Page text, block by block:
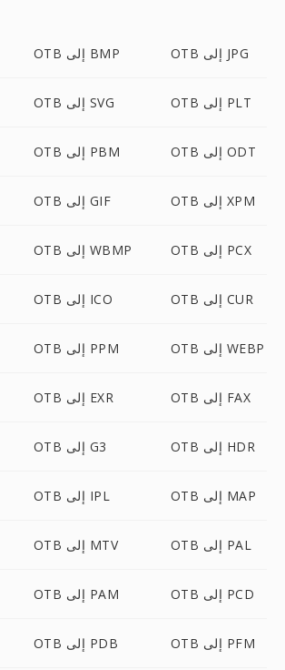
OTB إلى BMP OTB إلى JPG
OTB إلى SVG OTB إلى PLT
OTB إلى PBM OTB إلى ODT
OTB إلى GIF OTB إلى XPM
OTB إلى WBMP OTB إلى PCX
OTB إلى ICO OTB إلى CUR
OTB إلى PPM OTB إلى WEBP
OTB إلى EXR OTB إلى FAX
OTB إلى G3 OTB إلى HDR
OTB إلى IPL OTB إلى MAP
OTB إلى MTV OTB إلى PAL
OTB إلى PAM OTB إلى PCD
OTB إلى PDB OTB إلى PFM